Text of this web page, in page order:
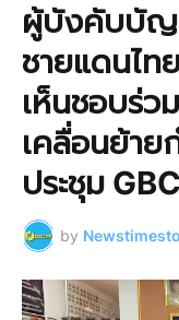
ผู้บังคับบัญ
ชายแดนไ
เห็นชอบร่ว
เคลื่อนย้าย
ประชุม
by